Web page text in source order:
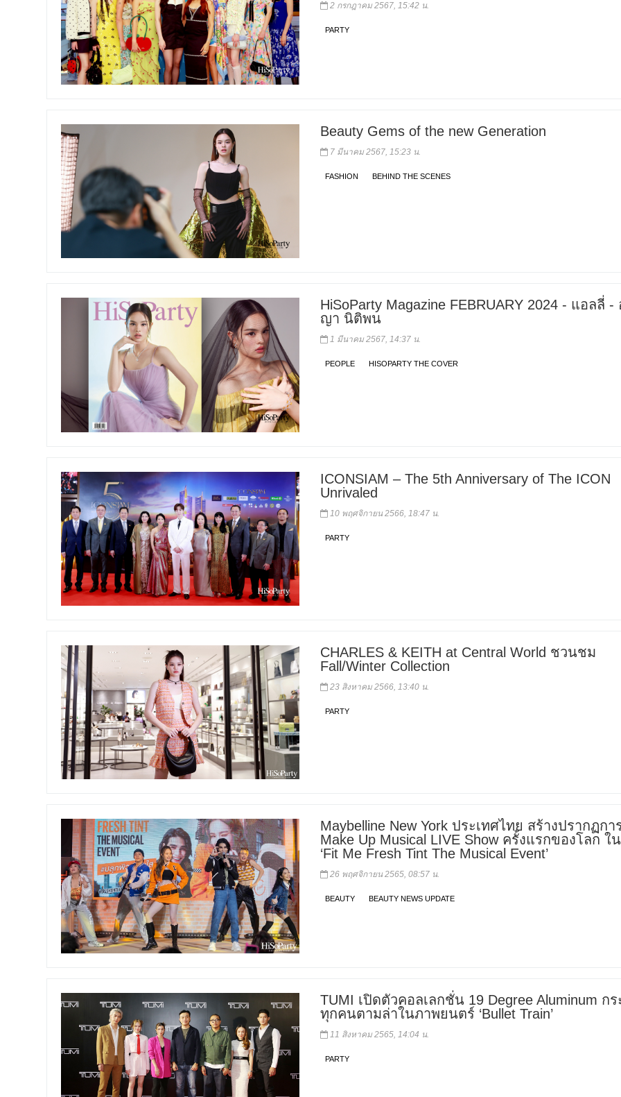
2 กรกฎาคม 2567, 15:42 น.
PARTY
Beauty Gems of the new Generation
7 มีนาคม 2567, 15:23 น.
FASHION BEHIND THE SCENES
HiSoParty Magazine FEBRUARY 2024 - แอลลี่ -
ญา นิติพน
1 มีนาคม 2567, 14:37 น.
PEOPLE HISOPARTY THE COVER
ICONSIAM – The 5th Anniversary of The ICON
Unrivaled
10 พฤศจิกายน 2566, 18:47 น.
PARTY
CHARLES & KEITH at Central World ชวนชม
Fall/Winter Collection
23 สิงหาคม 2566, 13:40 น.
PARTY
Maybelline New York ประเทศไทย สร้างปรากฏก
Make Up Musical LIVE Show ครั้งแรกของโลก ใ
‘Fit Me Fresh Tint The Musical Event’
26 พฤศจิกายน 2565, 08:57 น.
BEAUTY BEAUTY NEWS UPDATE
TUMI เปิดตัวคอลเลกชั่น 19 Degree Aluminum กร
ทุกคนตามล่าในภาพยนตร์ ‘Bullet Train’
11 สิงหาคม 2565, 14:04 น.
PARTY